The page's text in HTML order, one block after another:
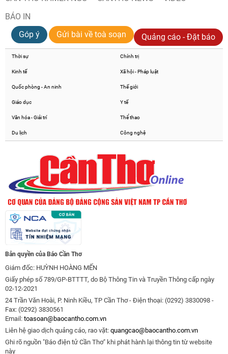
BÁO IN
Góp ý
Gửi bài về toà soạn Quảng cáo - Đặt báo
Thời sự Chính trị
Kinh tế Xã hội - Pháp luật
Quốc phòng - An ninh Thế giới
Giáo dục Y tế
Văn hóa - Giải trí Thể thao
Du lịch Công nghệ
Bản quyền của Báo Cần Thơ
Giám đốc: HUỲNH HOÀNG MẾN
Giấy phép số 789/GP-BTTTT, do Bộ Thông Tin và Truyền Thông cấp ngày
02-12-2021
24 Trần Văn Hoài, P. Ninh Kiều, TP Cần Thơ - Điện thoại: (0292) 3830098 -
Fax: (0292) 3830561
Email: toasoan@baocantho.com.vn
Liên hệ giao dịch quảng cáo, rao vặt: quangcao@baocantho.com.vn
Ghi rõ nguồn "Báo điện tử Cần Thơ" khi phát hành lại thông tin từ website
này